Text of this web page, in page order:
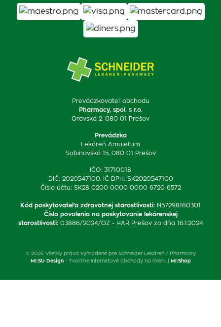
Prevádzkovateľ obchodu
Pharmacy, spol. s r.o.
Oravská 2, 080 01 Prešov
Prevádzka
Lekáreň Amuletum
Sabinovská 15, 080 01 Prešov
IČO: 31710018
DIČ: 2020547100, IČ DPH: SK2020547100
Číslo účtu: SK28 0200 0000 0000 6720 6572
Kód poskytovateľa zdravotnej starostlivosti: N57298160301
Číslo povolenia na poskytovanie lekárenskej
starostlivosti: 03886/2024/OZ - HAR Prešov zo dňa 16.1.2024
© 2026 Všetky práva vyhradené pre Schneider Lekáreň / Pharmacy
MI:SU Design- Tvoríme internetové obchody na mieru | MI:Shop